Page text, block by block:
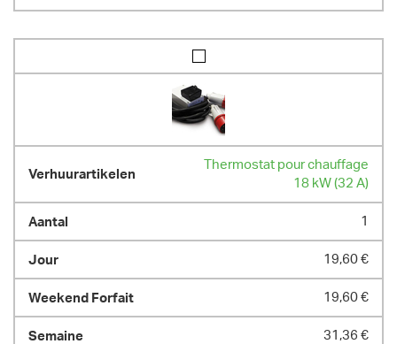
Thermostat pour chauffage
18 kW (32 A)
1
19,60 €
19,60 €
31,36 €